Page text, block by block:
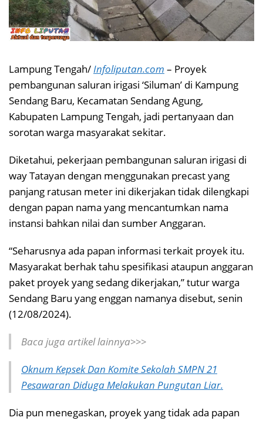
Lampung Tengah/Infoliputan.com – Proyek
pembangunan saluran irigasi ‘Siluman’ di Kampung
Sendang Baru, Kecamatan Sendang Agung,
Kabupaten Lampung Tengah, jadi pertanyaan dan
sorotan warga masyarakat sekitar.
Diketahui, pekerjaan pembangunan saluran irigasi di
way Tatayan dengan menggunakan precast yang
panjang ratusan meter ini dikerjakan tidak dilengkapi
dengan papan nama yang mencantumkan nama
instansi bahkan nilai dan sumber Anggaran.
“Seharusnya ada papan informasi terkait proyek itu.
Masyarakat berhak tahu spesifikasi ataupun anggaran
paket proyek yang sedang dikerjakan,” tutur warga
Sendang Baru yang enggan namanya disebut, senin
(12/08/2024).
Baca juga artikel lainnya>>>
Oknum Kepsek Dan Komite Sekolah SMPN 21
Pesawaran Diduga Melakukan Pungutan Liar.
Dia pun menegaskan, proyek yang tidak ada papan